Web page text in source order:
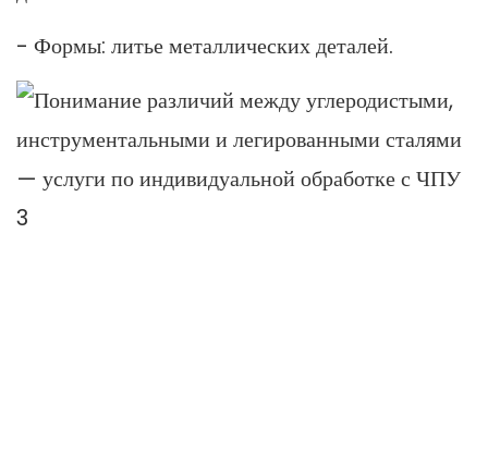
- Формы: литье металлических деталей.